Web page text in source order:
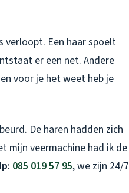
verloopt. Een haar spoelt
er een net. Andere
voor je het weet heb je
De haren hadden zich
mijn veermachine had ik de
085 019 57 95, we zijn 24/7